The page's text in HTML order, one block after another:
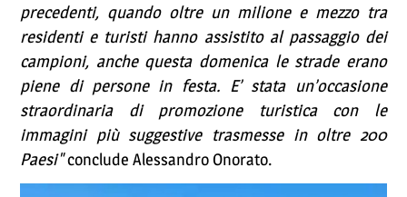
precedenti, quando oltre un milione e mezzo tra
residenti e turisti hanno assistito al passaggio dei
campioni, anche questa domenica le strade erano
piene di persone in festa. E’ stata un’occasione
straordinaria di promozione turistica con le
immagini più suggestive trasmesse in oltre 200
Paesi"conclude Alessandro Onorato.